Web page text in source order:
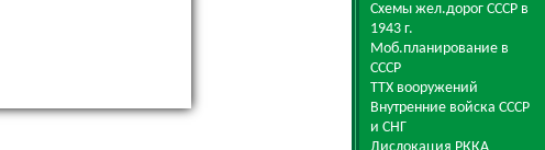
Схемы жел.дорог СССР в
1943 г.
Моб.планирование в
СССР
ТТХ вооружений
Внутренние войска СССР
и СНГ